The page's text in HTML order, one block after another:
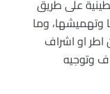
على طريق
وتهميشها، وما
او اشراف
وتوجيه